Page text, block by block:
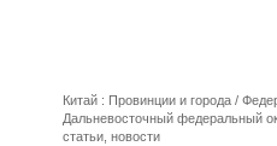
Китай : Провинции и города /
Дальневосточный федеральный
статьи, новости